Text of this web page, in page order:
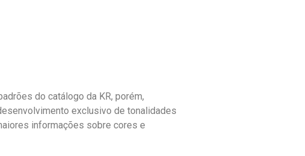
do catálogo da KR, porém,
exclusivo de tonalidades
informações sobre cores e